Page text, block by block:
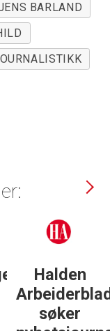
BARLAND
25. juni
søker